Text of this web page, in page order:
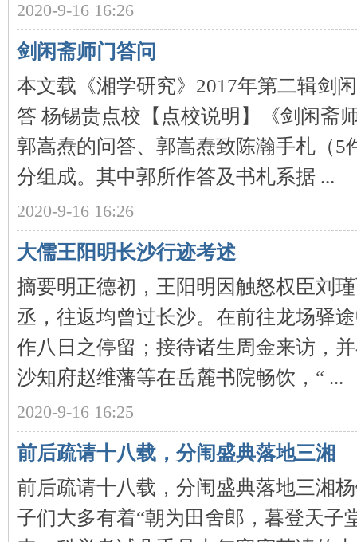
网
2020-9-16 16:26
剑闲斋师门答问
本文载《湘学研究》2017年第二辑剑
答 杨锡贵点校【点校说明】《剑闲斋
郭嵩焘的问答、郭嵩焘致陈瀚手札（5
分组成。其中郭所作答及书札系据 ...
2020-9-16 16:26
大儒王阳明长沙行迹考述
摘要明正德初，王阳明因触怒权臣刘
丞，往返均曾过长沙。在前往龙场驿
作八日之停留；接待诸生周金来访，
沙知府赵维藩等在岳麓书院畅饮，“ ...
2020-9-16 16:25
前后疏请十八载，分闱盛典落地三湘
前后疏请十八载，分闱盛典落地三湘
子们大多有着“朝为田舍郎，暮登天子